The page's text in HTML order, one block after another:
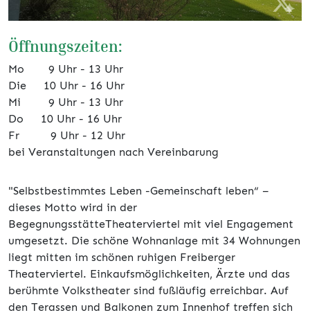
Öffnungszeiten:
Mo 9 Uhr - 13 Uhr
Die 10 Uhr - 16 Uhr
Mi 9 Uhr - 13 Uhr
Do 10 Uhr - 16 Uhr
Fr 9 Uhr - 12 Uhr
bei Veranstaltungen nach Vereinbarung
"Selbstbestimmtes Leben -Gemeinschaft leben“ –
dieses Motto wird in der
BegegnungsstätteTheaterviertel mit viel Engagement
umgesetzt. Die schöne Wohnanlage mit 34 Wohnungen
liegt mitten im schönen ruhigen Freiberger
Theaterviertel. Einkaufsmöglichkeiten, Ärzte und das
berühmte Volkstheater sind fußläufig erreichbar. Auf
den Terassen und Balkonen zum Innenhof treffen sich